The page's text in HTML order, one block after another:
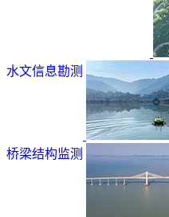
水文信息勘测
桥梁结构监测